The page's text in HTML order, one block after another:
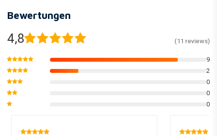
Bewertungen
4,8 (11 reviews)
9
2
0
0
0